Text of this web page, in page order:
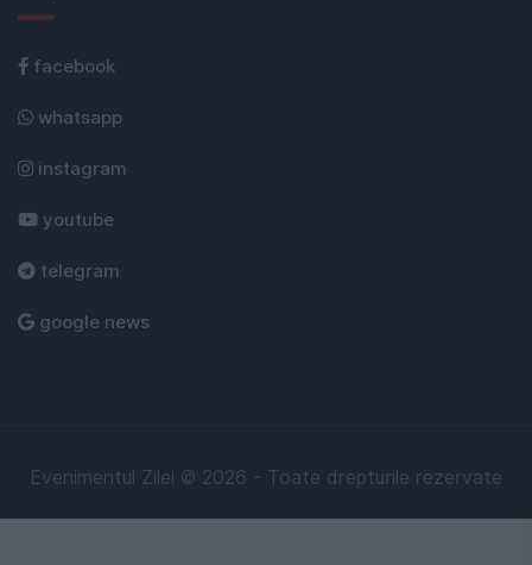
facebook
whatsapp
instagram
youtube
telegram
google news
Evenimentul Zilei © 2026 - Toate drepturile rezervate